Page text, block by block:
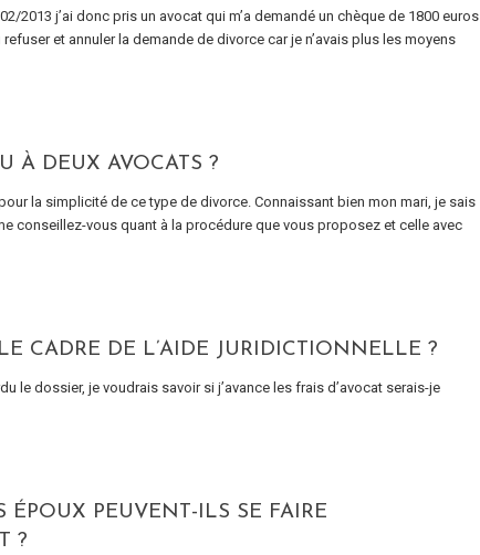
2013 j’ai donc pris un avocat qui m’a demandé un chèque de 1800 euros
et annuler la demande de divorce car je n’avais plus les moyens
À DEUX AVOCATS ?
la simplicité de ce type de divorce. Connaissant bien mon mari, je sais
conseillez-vous quant à la procédure que vous proposez et celle avec
CADRE DE L’AIDE JURIDICTIONNELLE ?
le dossier, je voudrais savoir si j’avance les frais d’avocat serais-je
ÉPOUX PEUVENT-ILS SE FAIRE
?